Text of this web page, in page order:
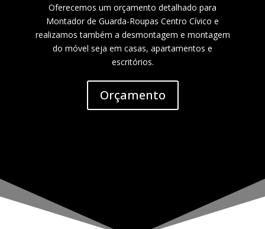
Oferecemos um orçamento detalhado para
Montador de Guarda-Roupas Centro Cívico e
realizamos também a desmontagem e montagem
do móvel seja em casas, apartamentos e
escritórios.
Orçamento